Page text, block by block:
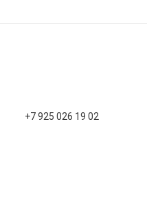
+7 925 026 19 02